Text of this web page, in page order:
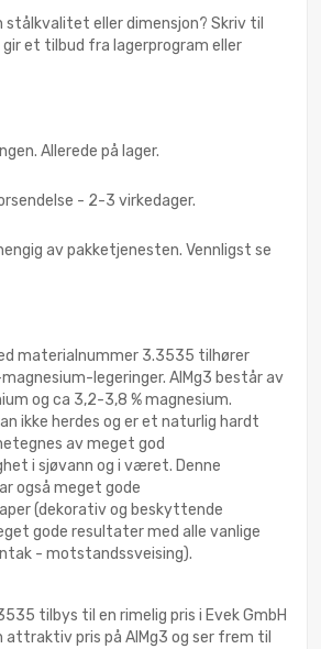
stålkvalitet eller dimensjon? Skriv til
et tilbud fra lagerprogram eller
Allerede på lager.
- 2-3 virkedager.
av pakketjenesten. Vennligst se
materialnummer 3.3535 tilhører
legeringer. AlMg3 består av
og ca 3,2-3,8 % magnesium.
ikke herdes og er et naturlig hardt
av meget god
i sjøvann og i været. Denne
også meget gode
(dekorativ og beskyttende
gode resultater med alle vanlige
- motstandssveising).
tilbys til en rimelig pris i Evek GmbH
pris på AlMg3 og ser frem til